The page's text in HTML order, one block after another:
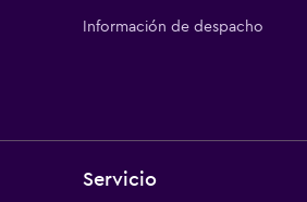
Información de despacho
Servicio